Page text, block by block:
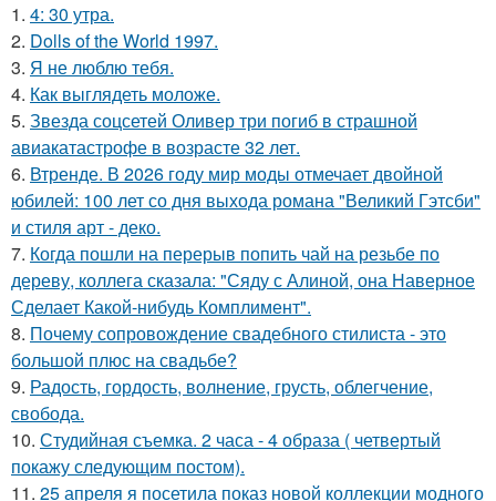
1. 4: 30 утра.
2. Dolls of the World 1997.
3. Я не люблю тебя.
4. Как выглядеть моложе.
5. Звезда соцсетей Оливер три погиб в страшной
авиакатастрофе в возрасте 32 лет.
6. Втренде. В 2026 году мир моды отмечает двойной
юбилей: 100 лет со дня выхода романа "Великий Гэтсби"
и стиля арт - деко.
7. Когда пошли на перерыв попить чай на резьбе по
дереву, коллега сказала: "Сяду с Алиной, она Наверное
Сделает Какой-нибудь Комплимент".
8. Почему сопровождение свадебного стилиста - это
большой плюс на свадьбе?
9. Радость, гордость, волнение, грусть, облегчение,
свобода.
10. Студийная съемка. 2 часа - 4 образа ( четвертый
покажу следующим постом).
11. 25 апреля я посетила показ новой коллекции модного